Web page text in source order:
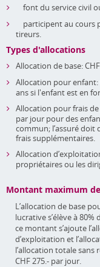
font du service civil
participent au cours
tireurs.
Types d'allocations
Allocation de base:
Allocation pour enfant:
ans si l'enfant est en
Allocation pour frais
par jour pour des
commun; l’assuré doit
frais supplémentaires.
Allocation
propriétaires ou les
Montant maximum
L’allocation de base
lucrative s’élève à
ce montant s’ajoute
d’exploitation et
l’allocation totale
CHF 275.- par jour.